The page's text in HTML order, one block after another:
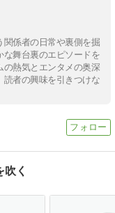
係者の日常や裏側を掘
な舞台裏のエピソードを
熱気とエンタメの奥深
読者の興味を引きつけな
く